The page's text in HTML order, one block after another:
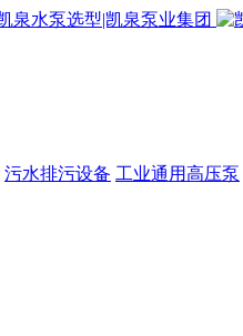
污水排污设备 工业通用高压泵